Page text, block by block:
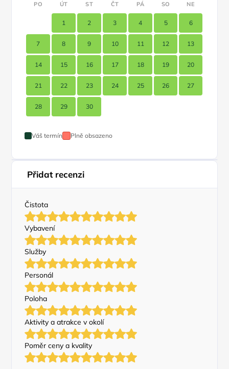
PO ÚT ST ČT PÁ SO NE
1 2 3 4 5 6
7 8 9 10 11 12 13
14 15 16 17 18 19 20
21 22 23 24 25 26 27
28 29 30
Váš termín Plně obsazeno
Přidat recenzi
Čistota
Vybavení
Služby
Personál
Poloha
Aktivity a atrakce v okolí
Poměr ceny a kvality